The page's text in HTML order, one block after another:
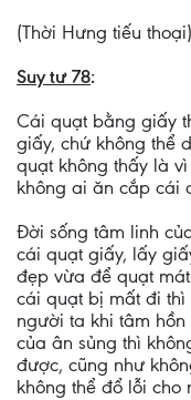
(Thời Hưng tiếu thoại)
Suy tư 78:
Cái quạt bằng giấy
giấy, chứ không thể
quạt không thấy là
không ai ăn cắp cái
Đời sống tâm linh
cái quạt giấy, lấy
đẹp vừa để quạt
cái quạt bị mất đi thì
người ta khi tâm
của ân sủng thì
được, cũng như
không thể đổ lỗi